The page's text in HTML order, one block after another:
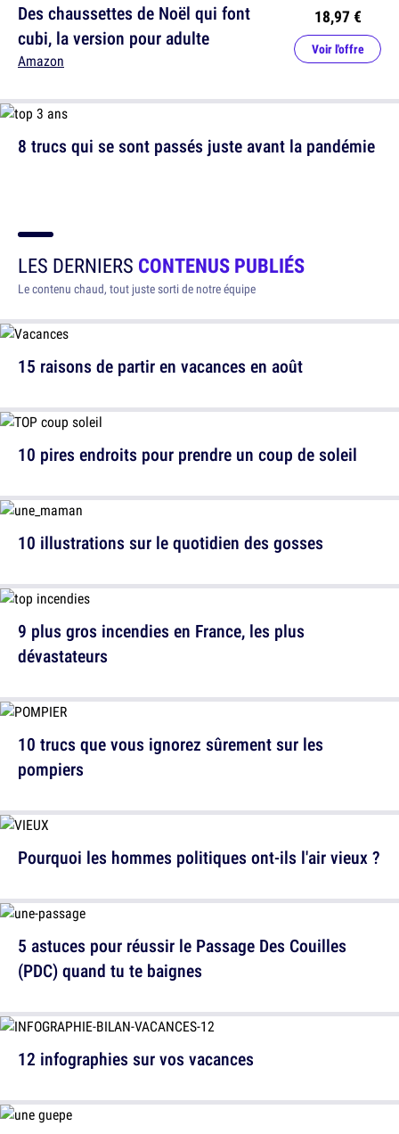
Des chaussettes de Noël qui font
cubi, la version pour adulte
Amazon
18,97 €
Voir l'offre
8 trucs qui se sont passés juste avant la pandémie
LES DERNIERS CONTENUS PUBLIÉS
Le contenu chaud, tout juste sorti de notre équipe
15 raisons de partir en vacances en août
10 illustrations sur le quotidien des gosses
10 trucs que vous ignorez sûrement sur les
pompiers
5 astuces pour réussir le Passage Des Couilles
(PDC) quand tu te baignes
10 pires endroits pour prendre un coup de soleil
9 plus gros incendies en France, les plus
dévastateurs
Pourquoi les hommes politiques ont-ils l'air vieux ?
12 infographies sur vos vacances